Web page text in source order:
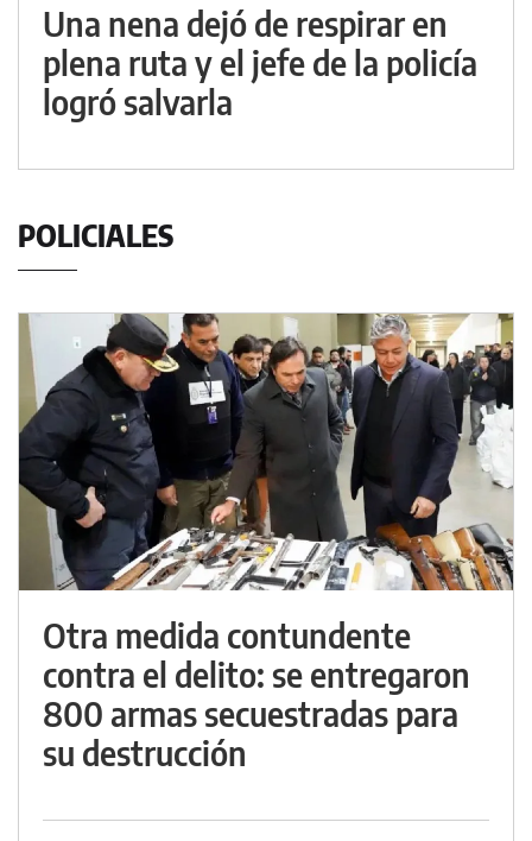
Una nena dejó de respirar en
plena ruta y el jefe de la policía
logró salvarla
POLICIALES
Otra medida contundente
contra el delito: se entregaron
800 armas secuestradas para
su destrucción